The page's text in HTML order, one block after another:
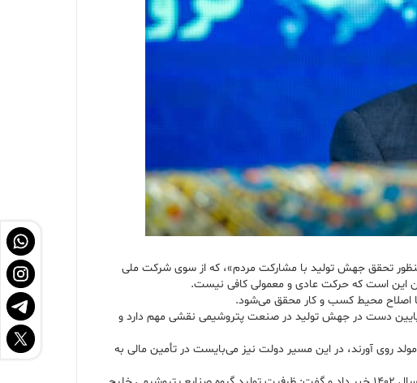
تحقق جهش تولید با مشارکت مردم»، که از سوی شرکت ملی
اصلاح محیط کسب و کار محقق می‌شود.
پایین دست در جهش تولید در صنعت پتروشیمی نقشی مهم دارد و
روی آورند، در این مسیر دولت نیز می‌بایست در تأمین مالی به